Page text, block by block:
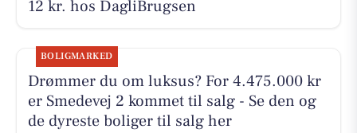
12 kr. hos DagliBrugsen
BOLIGMARKED
Drømmer du om luksus? For 4.475.000 kr
er Smedevej 2 kommet til salg - Se den og
de dyreste boliger til salg her